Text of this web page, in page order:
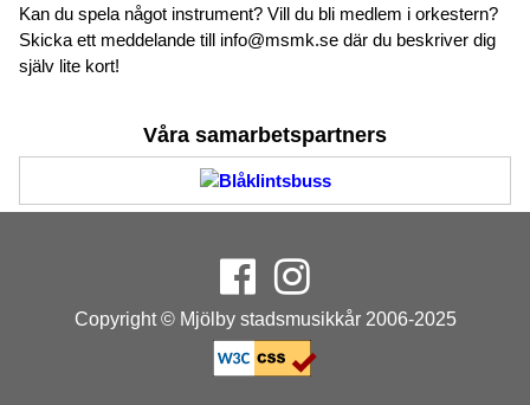
Kan du spela något instrument? Vill du bli medlem i orkestern?
Skicka ett meddelande till info@msmk.se där du beskriver dig
själv lite kort!
Våra samarbetspartners
Copyright © Mjölby stadsmusikkår 2006-2025